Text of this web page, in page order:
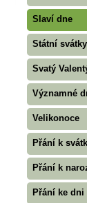
Slaví dne
Státní svátky
Svatý
Významné
Velikonoce
Přání k
Přání k
Přání ke dni